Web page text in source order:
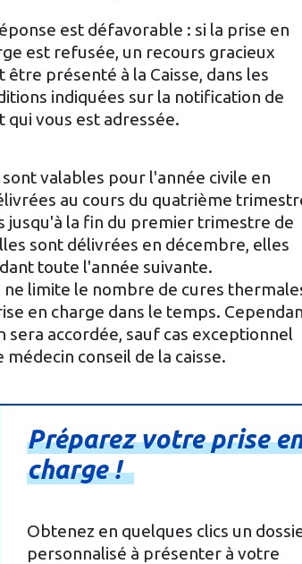
est défavorable : si la prise en
est refusée, un recours gracieux
être présenté à la Caisse, dans les
indiquées sur la notification de
qui vous est adressée.
valables pour l'année civile en
au cours du quatrième
jusqu'à la fin du premier trimestre de
sont délivrées en décembre, elles
toute l'année suivante.
limite le nombre de cures
en charge dans le temps.
sera accordée, sauf cas exceptionnel
conseil de la caisse.
Préparezvotreprise
charge!
Obtenez en quelques clics un
personnalisé à présenter à votre